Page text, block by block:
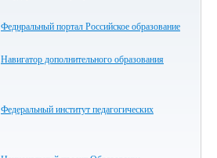
Феднральный портал Российское образование
Навигатор дополнительного образования
Федеральный институт педагогических